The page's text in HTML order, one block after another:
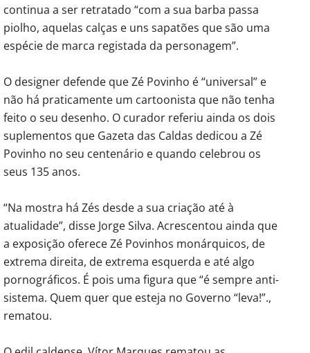
continua a ser retratado “com a sua barba passa
piolho, aquelas calças e uns sapatões que são uma
espécie de marca registada da personagem”.
O designer defende que Zé Povinho é “universal” e
não há praticamente um cartoonista que não tenha
feito o seu desenho. O curador referiu ainda os dois
suplementos que Gazeta das Caldas dedicou a Zé
Povinho no seu centenário e quando celebrou os
seus 135 anos.
“Na mostra há Zés desde a sua criação até à
atualidade”, disse Jorge Silva. Acrescentou ainda que
a exposição oferece Zé Povinhos monárquicos, de
extrema direita, de extrema esquerda e até algo
pornográficos. É pois uma figura que “é sempre anti-
sistema. Quem quer que esteja no Governo “leva!”.,
rematou.